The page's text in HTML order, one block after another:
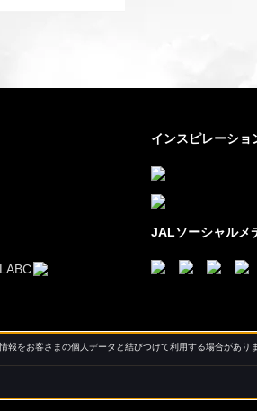
インスピレーショ
JALソーシャルメ
をお客さまの個人データと結びつけて利用する場合があり